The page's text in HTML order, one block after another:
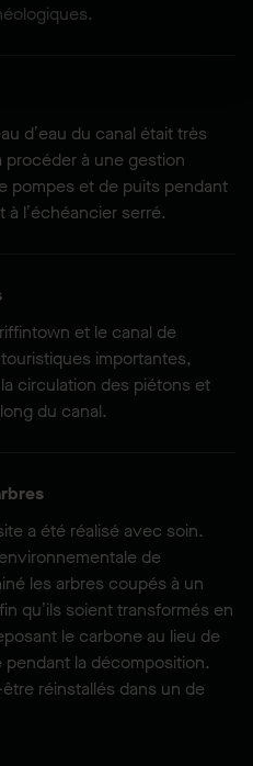
d’eau du canal était très
à une gestion
pompes et de puits pendant
l’échéancier serré.
et le canal de
importantes,
circulation des piétons et
du canal.
a été réalisé avec soin.
de
les arbres coupés à un
qu’ils soient transformés en
le carbone au lieu de
pendant la décomposition.
réinstallés dans un de